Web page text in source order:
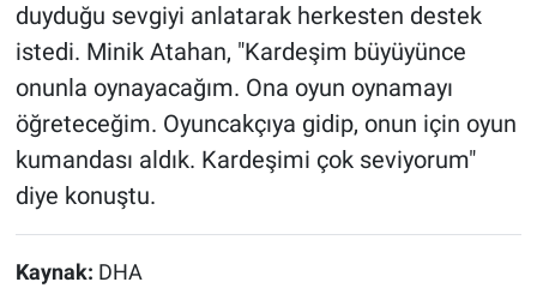
duyduğu sevgiyi anlatarak herkesten destek
istedi. Minik Atahan, "Kardeşim büyüyünce
onunla oynayacağım. Ona oyun oynamayı
öğreteceğim. Oyuncakçıya gidip, onun için oyun
kumandası aldık. Kardeşimi çok seviyorum"
diye konuştu.
Kaynak: DHA